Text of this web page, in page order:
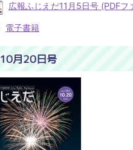
広報ふじえだ11月5日号 (PDFフ
電子書籍
10月20日号